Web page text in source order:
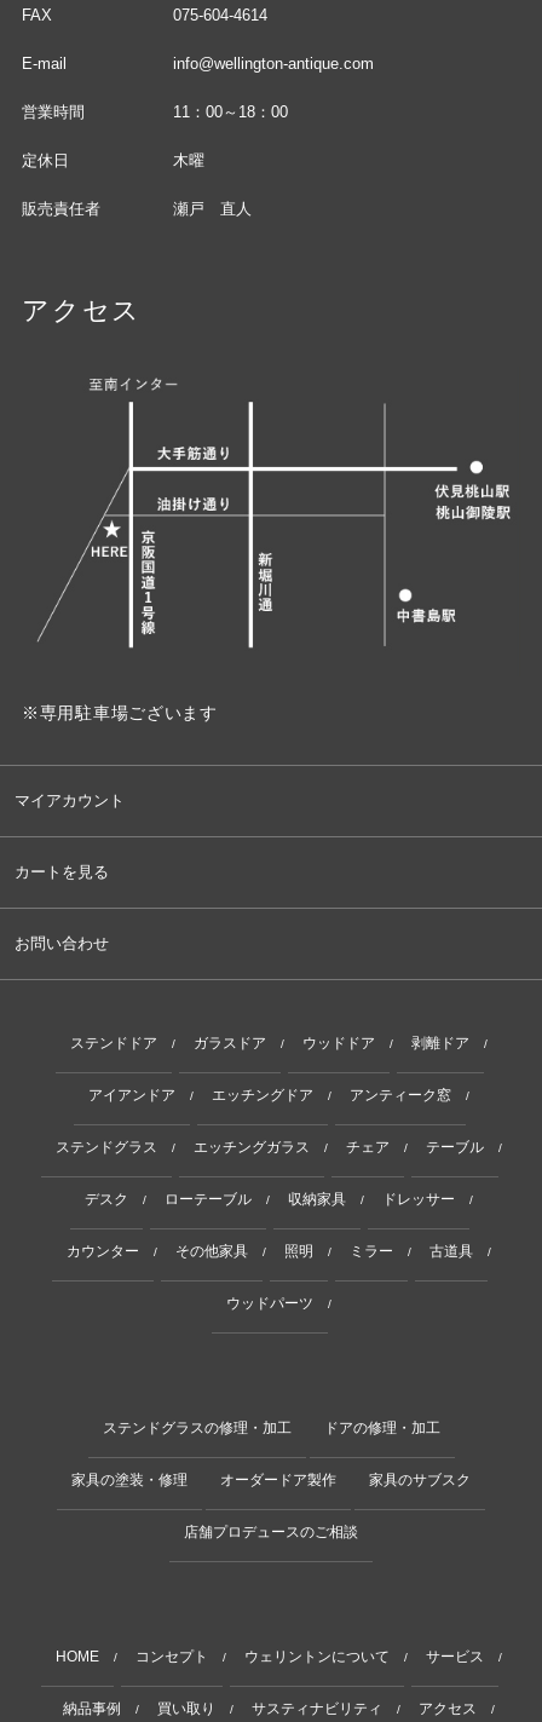
FAX 075-604-4614
E-mail info@wellington-antique.com
営業時間 11：00～18：00
定休日 木曜
販売責任者 瀬戸 直人
アクセス
※専用駐車場ございます
マイアカウント
カートを見る
お問い合わせ
ステンドドア / ガラスドア / ウッドドア / 剥離ドア /
アイアンドア / エッチングドア / アンティーク窓 /
ステンドグラス / エッチングガラス / チェア / テーブル /
デスク / ローテーブル / 収納家具 / ドレッサー /
カウンター / その他家具 / 照明 / ミラー / 古道具 /
ウッドパーツ /
ステンドグラスの修理・加工 ドアの修理・加工
家具の塗装・修理 オーダードア製作 家具のサブスク
店舗プロデュースのご相談
HOME / コンセプト / ウェリントンについて / サービス /
納品事例 / 買い取り / サスティナビリティ / アクセス /